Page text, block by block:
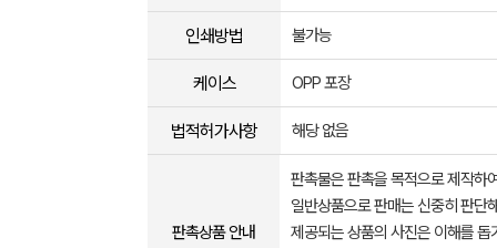
인쇄방법 불가능
케이스 OPP 포장
법적허가사항 해당 없음
판촉상품 안내
판촉물은 판촉을 목적으로 제작하
일반상품으로 판매는 신중히 판단
제공되는 상품의 사진은 이해를